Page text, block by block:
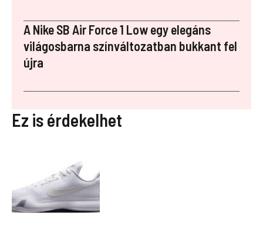
A Nike SB Air Force 1 Low egy elegáns
világosbarna színváltozatban bukkant fel
újra
Ez is érdekelhet